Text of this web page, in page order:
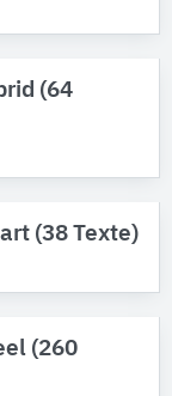
(64
(38 Texte)
(260